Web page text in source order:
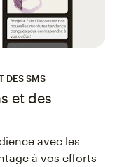
DES SMS
et des
avec les
à vos efforts